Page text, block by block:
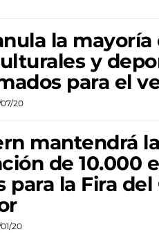
la mayoría
y
para el
07/20
mantendrá la
de 10.000
para la Fira del
01/20